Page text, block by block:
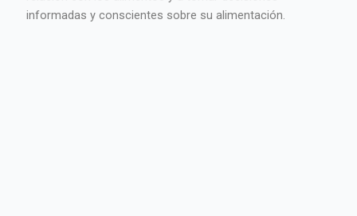
informadas y conscientes sobre su alimentación.